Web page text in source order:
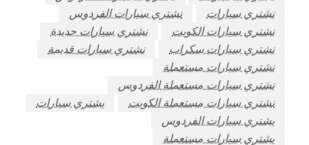
نشتري سيارات
نشتري سيارات الفردوس
نشتري سيارات الكويت
نشتري سيارات جديدة
نشتري سيارات سكراب
نشتري سيارات قديمة
نشتري سيارات مستعملة
نشتري سيارات مستعملة الفردوس
نشتري سيارات مستعملة الكويت
يشتري سيارات
يشتري سيارات الفردوس
يشتري سيارات مستعملة